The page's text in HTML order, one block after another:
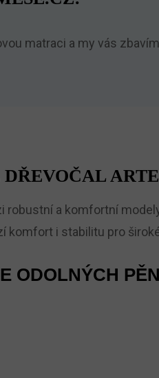
matraci a my vás
robustní a komfortní
komfort i stabilitu pro
ODOLNÝCH PĚN